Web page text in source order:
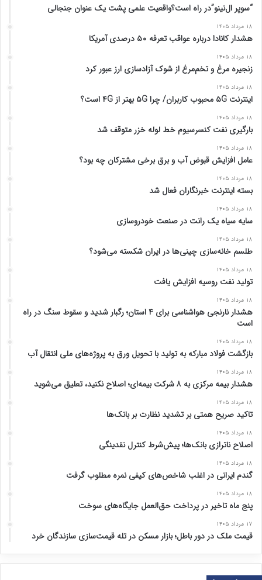
“سوپر ال‌نینو”در راه است؟واقعیت علمی پشت یک عنوان جنجالی
۱۸ مرداد ۱۴۰۵
هشدار کانادا درباره عواقب تعرفه ۵۰ درصدی آمریکا
۱۸ مرداد ۱۴۰۵
زنجیره مرغ و تخم‌مرغ از شوک آزادسازی ارز عبور کرد
۱۸ مرداد ۱۴۰۵
اینترنت ۵G محبوب کاربران/ چرا ۵G بهتر از ۴G است؟
۱۸ مرداد ۱۴۰۵
بارگیری نفت کنسرسیوم خط لوله خزر متوقف شد
۱۸ مرداد ۱۴۰۵
عامل افزایش قبوض آب و برق برخی مشترکان چه بود؟
۱۸ مرداد ۱۴۰۵
بسته اینترنت خبرنگاران فعال شد
۱۸ مرداد ۱۴۰۵
سایه سیاه یک رانت در صنعت خودروسازی
۱۸ مرداد ۱۴۰۵
طلسم خانه‌سازی چینی‌ها در ایران شکسته می‌شود؟
۱۸ مرداد ۱۴۰۵
تولید نفت روسیه افزایش یافت
۱۸ مرداد ۱۴۰۵
هشدار نارنجی هواشناسی برای ۴ استان؛ رگبار شدید و سقوط سنگ در راه
است
۱۸ مرداد ۱۴۰۵
بازگشت فولاد مبارکه به تولید با تحویل ورق به پروژه‌های ملی انتقال آب
۱۸ مرداد ۱۴۰۵
هشدار بیمه مرکزی به ۸ شرکت بیمه‌ای؛ اصلاح نکنید، تعلیق می‌شوید
۱۸ مرداد ۱۴۰۵
تاکید صریح همتی بر تشدید نظارت بر بانک‌ها
۱۸ مرداد ۱۴۰۵
اصلاح ناترازی بانک‌ها؛ پیش‌شرط کنترل نقدینگی
۱۸ مرداد ۱۴۰۵
گندم ایرانی در اغلب شاخص‌های کیفی نمره مطلوب گرفت
۱۸ مرداد ۱۴۰۵
پنج ماه تاخیر در پرداخت حق‌العمل جایگاه‌های سوخت
۱۷ مرداد ۱۴۰۵
قیمت ملک در دور باطل؛ بازار مسکن در تله قیمت‌سازی سازندگان خرد